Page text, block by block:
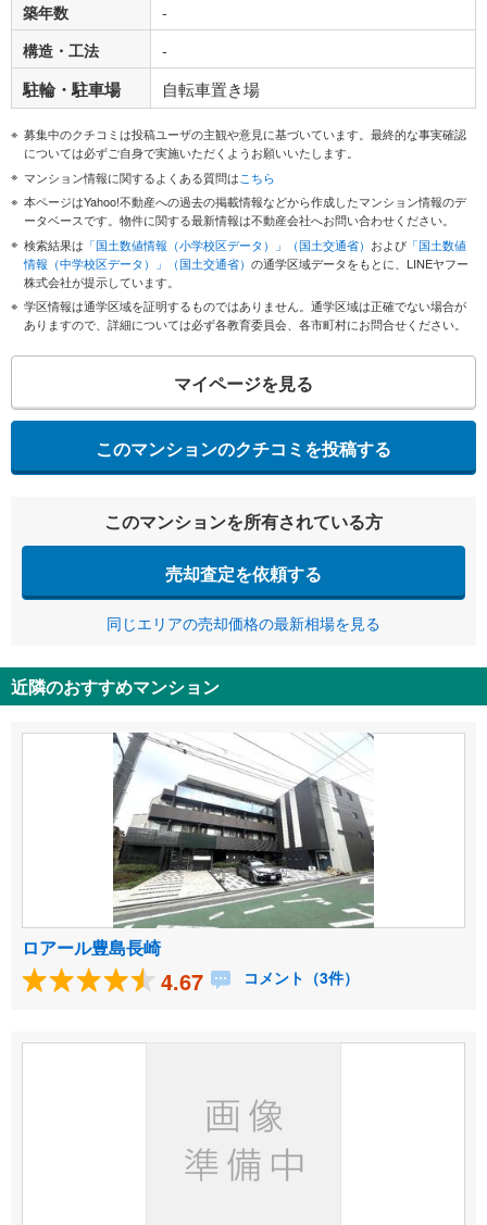
築年数
-
構造・工法
-
駐輪・駐車場 自転車置き場
募集中のクチコミは投稿ユーザの主観や意見に基づいています。最終的な事実確認
については必ずご自身で実施いただくようお願いいたします。
マンション情報に関するよくある質問はこちら
本ページはYahoo!不動産への過去の掲載情報などから作成したマンション情報のデ
ータベースです。物件に関する最新情報は不動産会社へお問い合わせください。
検索結果は 「国土数値情報（小学校区データ）」（国土交通省） および 「国土数値
情報（中学校区データ）」（国土交通省） の通学区域データをもとに、LINEヤフー
株式会社が提示しています。
学区情報は通学区域を証明するものではありません。通学区域は正確でない場合が
ありますので、詳細については必ず各教育委員会、各市町村にお問合せください。
マイページを見る
このマンションのクチコミを投稿する
このマンションを所有されている方
売却査定を依頼する
同じエリアの売却価格の最新相場を見る
近隣のおすすめマンション
ロアール豊島長崎
4.67 コメント（3件）